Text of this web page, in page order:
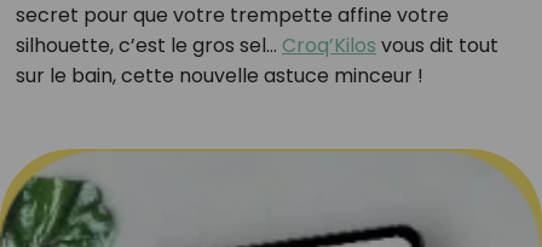
secret pour que votre trempette affine votre
silhouette, c’est le gros sel… Croq’Kilos vous dit tout
sur le bain, cette nouvelle astuce minceur !